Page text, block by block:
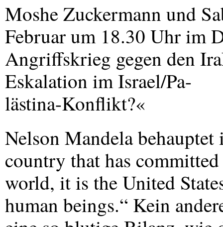
Moshe Zuckermann und
Februar um 18.30 Uhr im
Angriffskrieg gegen den
Eskalation im Israel/Pa-
lästina-Konflikt?«
Nelson Mandela
country that has
world, it is the United
human beings.“ Kein